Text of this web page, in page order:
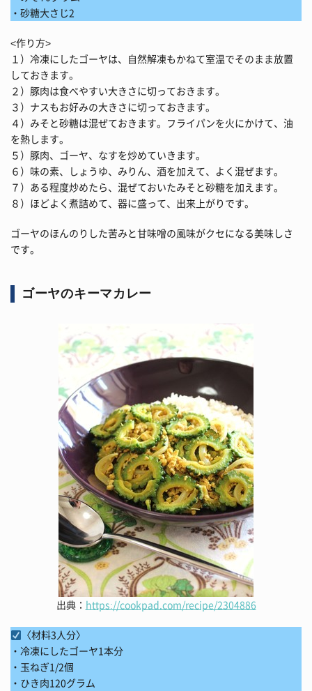
・砂糖大さじ2
<作り方>
１）冷凍にしたゴーヤは、自然解凍もかねて室温でそのまま放置
しておきます。
２）豚肉は食べやすい大きさに切っておきます。
３）ナスもお好みの大きさに切っておきます。
４）みそと砂糖は混ぜておきます。フライパンを火にかけて、油
を熱します。
５）豚肉、ゴーヤ、なすを炒めていきます。
６）味の素、しょうゆ、みりん、酒を加えて、よく混ぜます。
７）ある程度炒めたら、混ぜておいたみそと砂糖を加えます。
８）ほどよく煮詰めて、器に盛って、出来上がりです。
ゴーヤのほんのりした苦みと甘味噌の風味がクセになる美味しさ
です。
ゴーヤのキーマカレー
出典： https://cookpad.com/recipe/2304886
〈材料3人分〉
・冷凍にしたゴーヤ1本分
・玉ねぎ1/2個
・ひき肉120グラム